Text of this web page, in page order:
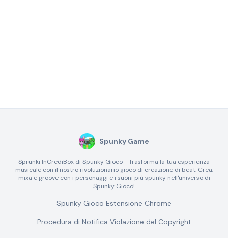
Spunky Game
Sprunki InCrediBox di Spunky Gioco - Trasforma la tua esperienza
musicale con il nostro rivoluzionario gioco di creazione di beat. Crea,
mixa e groove con i personaggi e i suoni più spunky nell'universo di
Spunky Gioco!
Spunky Gioco Estensione Chrome
Procedura di Notifica Violazione del Copyright